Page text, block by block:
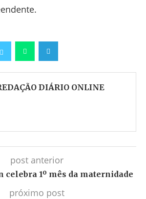
Twitter WhatsappTelegram
DIÁRIO ONLINE
post anterior
celebra 1º mês da maternidade
próximo post